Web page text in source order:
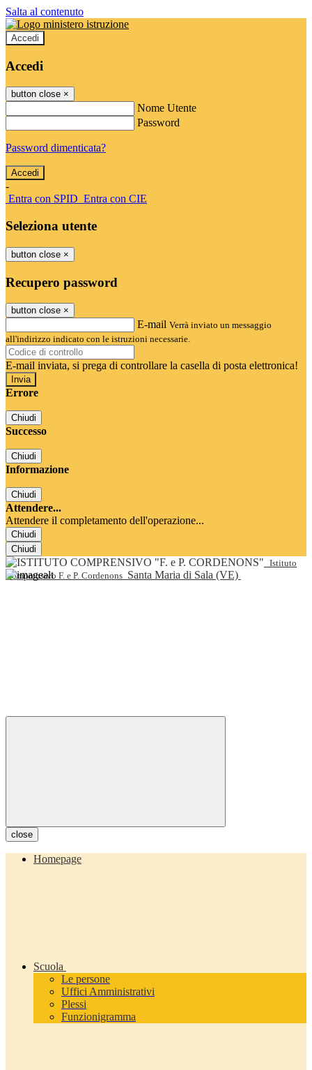
Salta al contenuto
Accedi
Accedi
button close ×
Nome Utente
Password
Password dimenticata?
-
Entra con SPID Entra con CIE
Seleziona utente
button close ×
Recupero password
button close ×
E-mail Verrà inviato un messaggio
all'indirizzo indicato con le istruzioni necessarie.
E-mail inviata, si prega di controllare la casella di posta elettronica!
Errore
Chiudi
Successo
Chiudi
Informazione
Chiudi
Attendere...
Attendere il completamento dell'operazione...
Chiudi
Chiudi
Istituto
Comprensivo F. e P. Cordenons Santa Maria di Sala (VE)
close
Homepage
Scuola
Le persone
Uffici Amministrativi
Plessi
Funzionigramma